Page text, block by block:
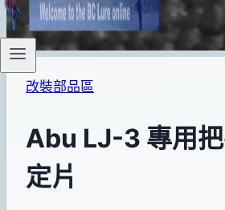
改裝部品區
Abu LJ-3 專用
定片